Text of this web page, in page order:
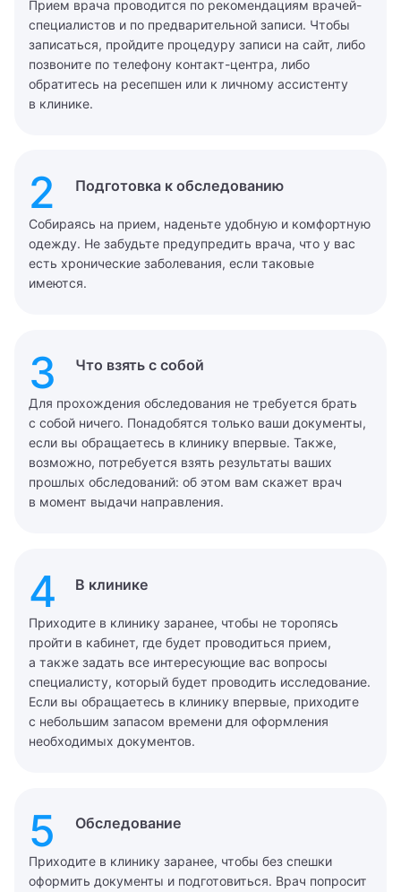
Прием врача проводится по рекомендациям врачей-
специалистов и по предварительной записи. Чтобы
записаться, пройдите процедуру записи на сайт, либо
позвоните по телефону контакт-центра, либо
обратитесь на ресепшен или к личному ассистенту
в клинике.
2 Подготовка к обследованию
Собираясь на прием, наденьте удобную и комфортную
одежду. Не забудьте предупредить врача, что у вас
есть хронические заболевания, если таковые
имеются.
3 Что взять с собой
Для прохождения обследования не требуется брать
с собой ничего. Понадобятся только ваши документы,
если вы обращаетесь в клинику впервые. Также,
возможно, потребуется взять результаты ваших
прошлых обследований: об этом вам скажет врач
в момент выдачи направления.
4 В клинике
Приходите в клинику заранее, чтобы не торопясь
пройти в кабинет, где будет проводиться прием,
а также задать все интересующие вас вопросы
специалисту, который будет проводить исследование.
Если вы обращаетесь в клинику впервые, приходите
с небольшим запасом времени для оформления
необходимых документов.
5 Обследование
Приходите в клинику заранее, чтобы без спешки
оформить документы и подготовиться. Врач попросит